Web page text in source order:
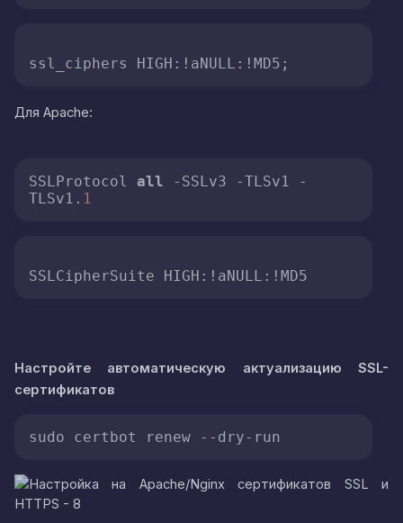
ssl_ciphers HIGH:!aNULL:!MD5;
Для Apache:
SSLProtocol all -SSLv3 -TLSv1 -
TLSv1. 1
SSLCipherSuite HIGH:!aNULL:!MD5
Настройте автоматическую актуализацию SSL-
сертификатов
sudo certbot renew --dry-run